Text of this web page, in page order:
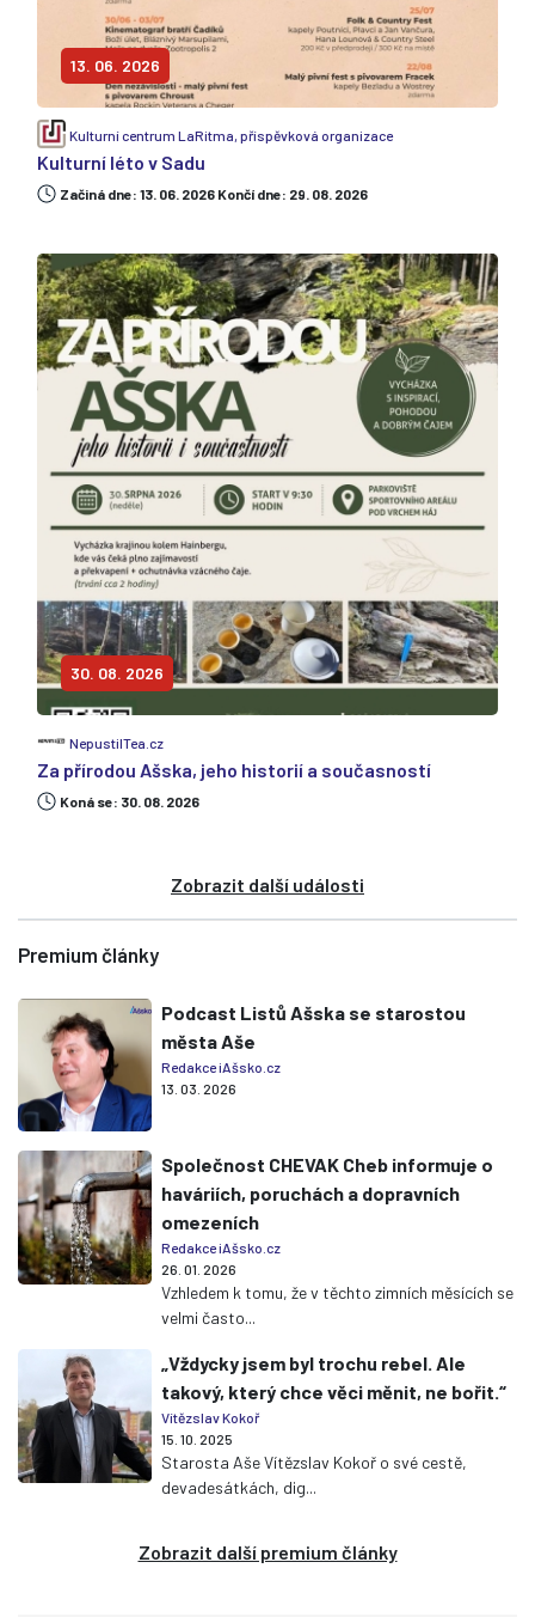
13. 06. 2026
Kulturní centrum LaRitma, příspěvková organizace
Kulturní léto v Sadu
Začiná dne: 13. 06. 2026 Končí dne: 29. 08. 2026
30. 08. 2026
NepustilTea.cz
Za přírodou Ašska, jeho historií a současností
Koná se: 30. 08. 2026
Zobrazit další události
Premium články
Podcast Listů Ašska se starostou
města Aše
Redakce iAšsko.cz
13. 03. 2026
Společnost CHEVAK Cheb informuje o
haváriích, poruchách a dopravních
omezeních
Redakce iAšsko.cz
26. 01. 2026
Vzhledem k tomu, že v těchto zimních měsících se
velmi často...
„Vždycky jsem byl trochu rebel. Ale
takový, který chce věci měnit, ne bořit.“
Vítězslav Kokoř
15. 10. 2025
Starosta Aše Vítězslav Kokoř o své cestě,
devadesátkách, dig...
Zobrazit další premium články